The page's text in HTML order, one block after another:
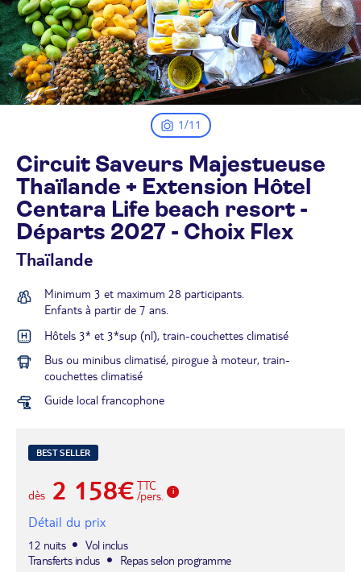
1/11
Circuit Saveurs Majestueuse
Thaïlande + Extension Hôtel
Centara Life beach resort -
Départs 2027 - Choix Flex
Thaïlande
Minimum 3 et maximum 28 participants.
Enfants à partir de 7 ans.
Hôtels 3* et 3*sup (nl), train-couchettes climatisé
Bus ou minibus climatisé, pirogue à moteur, train-
couchettes climatisé
Guide local francophone
BEST SELLER
dès 2 158€ TTC
/pers.
Détail du prix
12 nuits
Vol inclus
Transferts inclus
Repas selon programme